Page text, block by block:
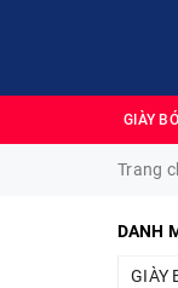
GIÀY
Trang
DANH
GIÀY